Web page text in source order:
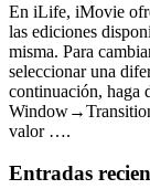
En iLife, iMovie
las ediciones
misma. Para
seleccionar una
continuación, haga
valor ….
Entradas